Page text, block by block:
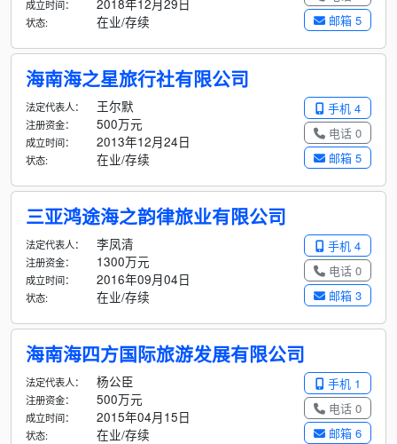
邮箱 5
成立时间： 2018年12月29日
状态: 在业/存续
海南海之星旅行社有限公司
手机 4
电话 0
邮箱 5
法定代表人： 王尔默
注册资金： 500万元
成立时间： 2013年12月24日
状态: 在业/存续
三亚鸿途海之韵律旅业有限公司
手机 4
电话 0
邮箱 3
法定代表人： 李凤清
注册资金： 1300万元
成立时间： 2016年09月04日
状态: 在业/存续
海南海四方国际旅游发展有限公司
手机 1
电话 0
邮箱 6
法定代表人： 杨公臣
注册资金： 500万元
成立时间： 2015年04月15日
状态: 在业/存续